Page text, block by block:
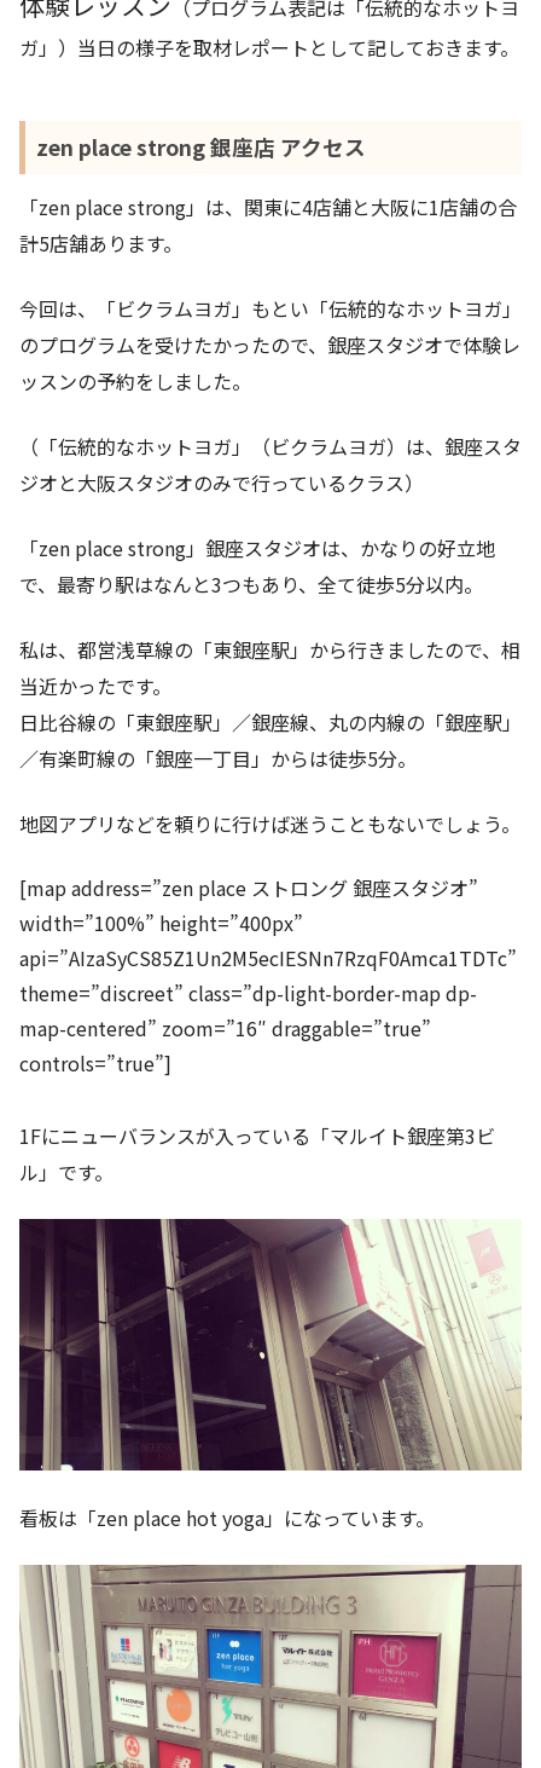
（プログラム表記は「伝統的なホットヨ
ガ」）当日の様子を取材レポートとして記しておきます。
zen place strong 銀座店 アクセス
「zen place strong」は、関東に4店舗と大阪に1店舗の合
計5店舗あります。
今回は、「ビクラムヨガ」もとい「伝統的なホットヨガ」
のプログラムを受けたかったので、銀座スタジオで体験レ
ッスンの予約をしました。
（「伝統的なホットヨガ」（ビクラムヨガ）は、銀座スタ
ジオと大阪スタジオのみで行っているクラス）
「zen place strong」銀座スタジオは、かなりの好立地
で、最寄り駅はなんと3つもあり、全て徒歩5分以内。
私は、都営浅草線の「東銀座駅」から行きましたので、相
当近かったです。
日比谷線の「東銀座駅」／銀座線、丸の内線の「銀座駅」
／有楽町線の「銀座一丁目」からは徒歩5分。
地図アプリなどを頼りに行けば迷うこともないでしょう。
[map address=”zen place ストロング 銀座スタジオ”
width=”100%” height=”400px”
api=”AIzaSyCS85Z1Un2M5ecIESNn7RzqF0Amca1TDTc”
theme=”discreet” class=”dp-light-border-map dp-
map-centered” zoom=”16″ draggable=”true”
controls=”true”]
1Fにニューバランスが入っている「マルイト銀座第3ビ
ル」です。
看板は「zen place hot yoga」になっています。